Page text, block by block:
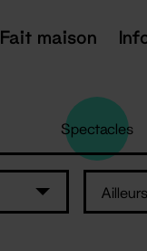
Fait maison
Spectacles